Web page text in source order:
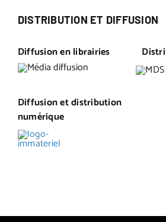
DISTRIBUTION ET DIFFUSION
Diffusion en librairies
Diffusion et distribution
numérique